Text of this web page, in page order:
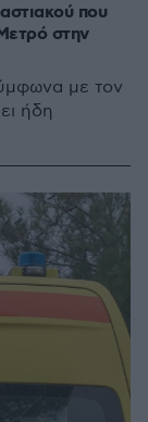
που
στην
με τον
ήδη